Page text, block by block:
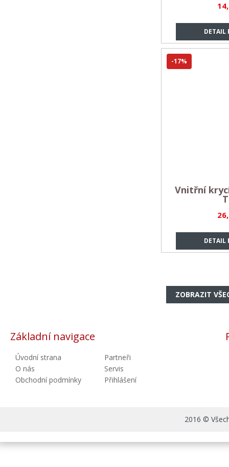
DETAIL
DETAIL
Vnitřní
-17%
ZOBRAZIT
Základní navigace
Úvodní strana
O nás
Obchodní podmínky
Partneři
Servis
Přihlášení
2016 ©